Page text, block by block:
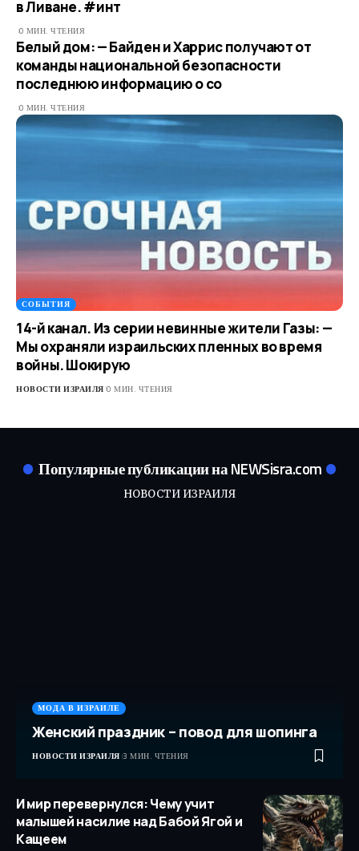
в Ливане. #инт
0 МИН. ЧТЕНИЯ
Белый дом: — Байден и Харрис получают от
команды национальной безопасности
последнюю информацию о со
0 МИН. ЧТЕНИЯ
СОБЫТИЯ
14-й канал. Из серии невинные жители Газы: —
Мы охраняли израильских пленных во время
войны. Шокирую
НОВОСТИ ИЗРАИЛЯ 0 МИН. ЧТЕНИЯ
Популярные публикации на NEWSisra.com
НОВОСТИ ИЗРАИЛЯ
МОДА В ИЗРАИЛЕ
Женский праздник – повод для шопинга
НОВОСТИ ИЗРАИЛЯ 3 МИН. ЧТЕНИЯ
И мир перевернулся: Чему учит
малышей насилие над Бабой Ягой и
Кащеем